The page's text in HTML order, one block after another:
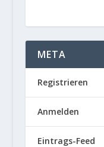
META
Registrieren
Anmelden
Eintrags-Feed